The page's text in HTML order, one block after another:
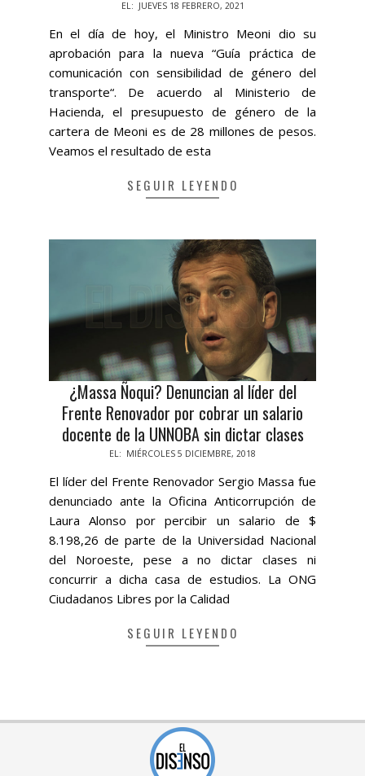
EL: JUEVES 18 FEBRERO, 2021
En el día de hoy, el Ministro Meoni dio su
aprobación para la nueva “Guía práctica de
comunicación con sensibilidad de género del
transporte“. De acuerdo al Ministerio de
Hacienda, el presupuesto de género de la
cartera de Meoni es de 28 millones de pesos.
Veamos el resultado de esta
SEGUIR LEYENDO
¿Massa Ñoqui? Denuncian al líder del
Frente Renovador por cobrar un salario
docente de la UNNOBA sin dictar clases
12-
05
EL: MIÉRCOLES 5 DICIEMBRE, 2018
El líder del Frente Renovador Sergio Massa fue
denunciado ante la Oficina Anticorrupción de
Laura Alonso por percibir un salario de $
8.198,26 de parte de la Universidad Nacional
del Noroeste, pese a no dictar clases ni
concurrir a dicha casa de estudios. La ONG
Ciudadanos Libres por la Calidad
SEGUIR LEYENDO